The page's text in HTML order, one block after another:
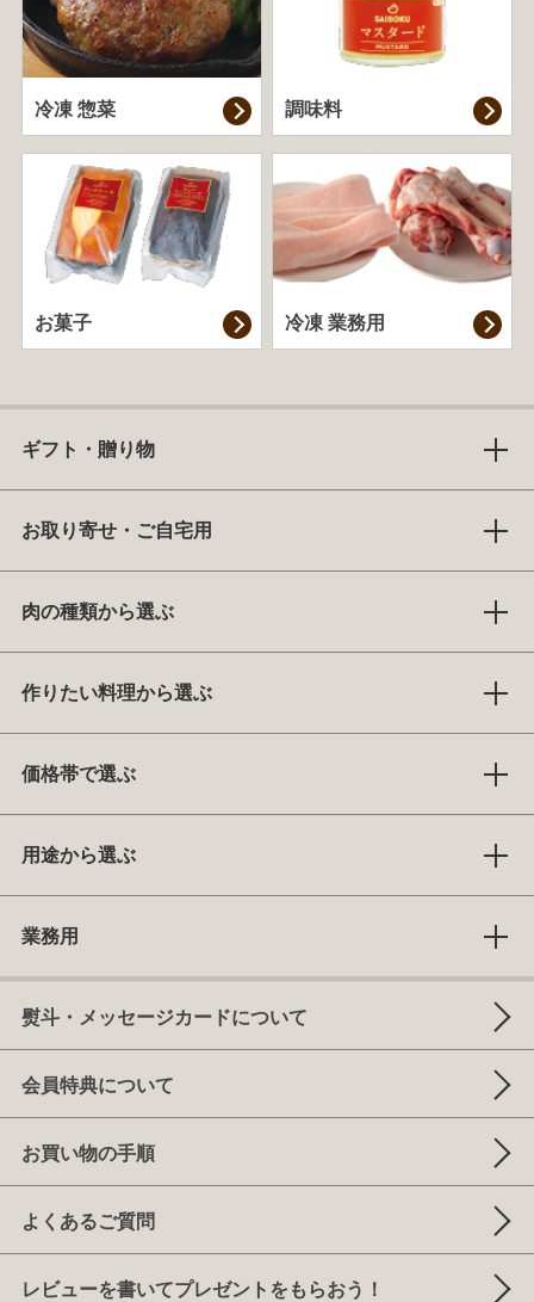
冷凍 惣菜 調味料
お菓子 冷凍 業務用
ギフト・贈り物
お取り寄せ・ご自宅用
肉の種類から選ぶ
作りたい料理から選ぶ
価格帯で選ぶ
用途から選ぶ
業務用
熨斗・メッセージカードについて
会員特典について
お買い物の手順
よくあるご質問
レビューを書いてプレゼントをもらおう！